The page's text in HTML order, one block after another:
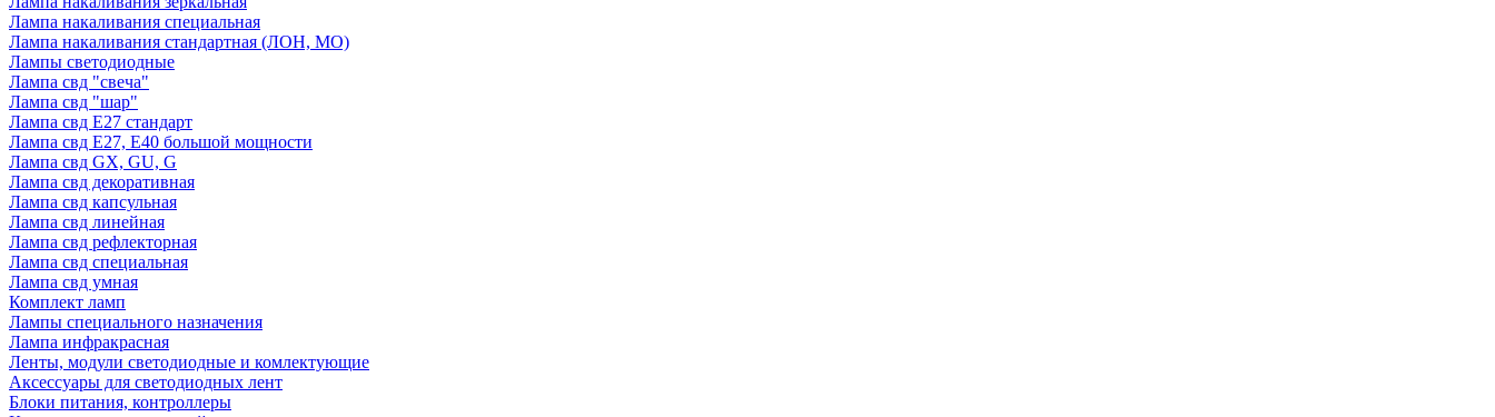
Лампа накаливания специальная
Лампа накаливания стандартная (ЛОН, МО)
Лампы светодиодные
Лампа свд "свеча"
Лампа свд "шар"
Лампа свд E27 стандарт
Лампа свд E27, Е40 большой мощности
Лампа свд GX, GU, G
Лампа свд декоративная
Лампа свд капсульная
Лампа свд линейная
Лампа свд рефлекторная
Лампа свд специальная
Лампа свд умная
Комплект ламп
Лампы специального назначения
Лампа инфракрасная
Ленты, модули светодиодные и комлектующие
Аксессуары для светодиодных лент
Блоки питания, контроллеры